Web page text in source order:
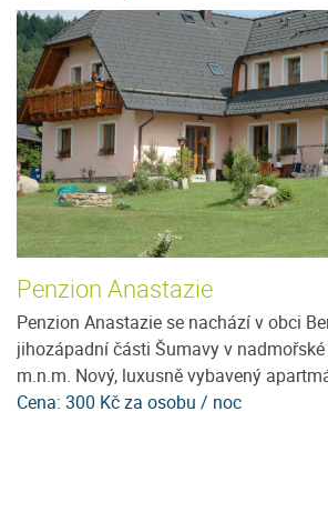
Penzion Anastazie
Penzion Anastazie se nachází v obci
jihozápadní části Šumavy v
m.n.m. Nový, luxusně vybavený
Cena: 300 Kč za osobu / noc